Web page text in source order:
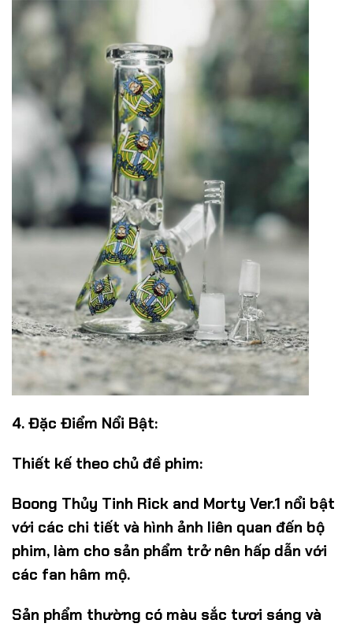
4. Đặc Điểm Nổi Bật:
Thiết kế theo chủ đề phim:
Boong Thủy Tinh Rick and Morty Ver.1 nổi bật
với các chi tiết và hình ảnh liên quan đến bộ
phim, làm cho sản phẩm trở nên hấp dẫn với
các fan hâm mộ.
Sản phẩm thường có màu sắc tươi sáng và